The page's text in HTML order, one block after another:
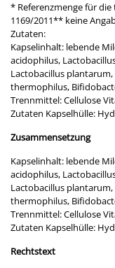
* Referenzmenge für
1169/2011** keine
Zutaten:
Kapselinhalt: lebende
acidophilus,
Lactobacillus
thermophilus,
Trennmittel: Cellulose
Zutaten Kapselhülle:
Zusammensetzung
Kapselinhalt: lebende
acidophilus,
Lactobacillus
thermophilus,
Trennmittel: Cellulose
Zutaten Kapselhülle:
Rechtstext